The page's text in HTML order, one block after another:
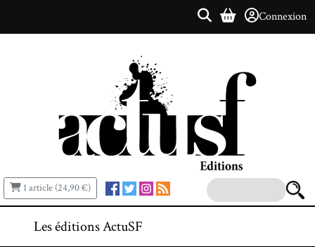
Connexion
1 article (24,90 €)
Les éditions ActuSF